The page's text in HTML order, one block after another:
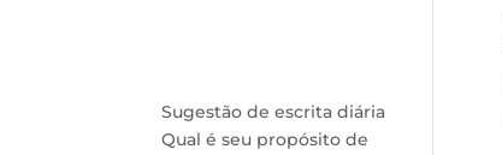
Sugestão de escrita diária
Qual é seu propósito de